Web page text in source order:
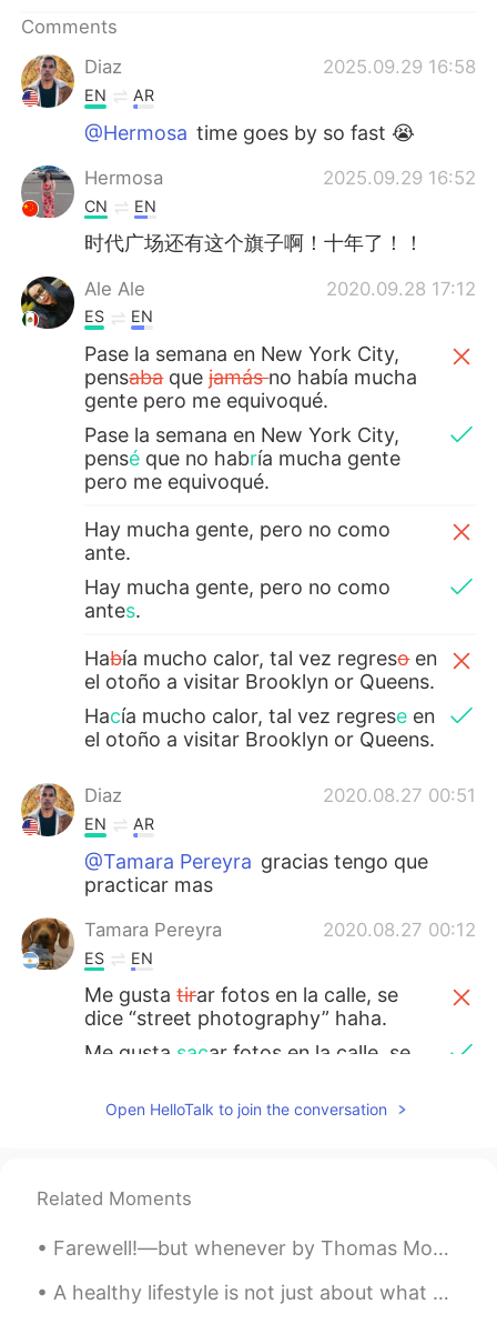
Comments
Diaz
2025.09.29 16:58
EN AR
@Hermosa time goes by so fast 😭
Hermosa 2025.09.29 16:52
CN EN
时代广场还有这个旗子啊！十年了！！
Ale Ale 2020.09.28 17:12
ES EN
Pase la semana en New York City,
pensabaquejamásno había mucha
gente pero me equivoqué.
Pase la semana en New York City,
pensé que no habría mucha gente
pero me equivoqué.
Hay mucha gente, pero no como
ante.
Hay mucha gente, pero no como
antes.
Había mucho calor, tal vez regresoen
el otoño a visitar Brooklyn or Queens.
Hacía mucho calor, tal vez regrese en
el otoño a visitar Brooklyn or Queens.
Diaz 2020.08.27 00:51
EN AR
@Tamara Pereyra gracias tengo que
practicar mas
Tamara Pereyra 2020.08.27 00:12
ES EN
Me gustatirar fotos en la calle, se
dice “street photography” haha.
Me gusta sacar fotos en la calle, se
Por a hora con el coronavirus estoy
viajandopo
Pase la semana en New York City,
gente pero me equivoqué.
Open HelloTalk to join the conversation
Related Moments
Farewell!—but whenever by Thomas Moore. FAREWELL!—but whenever you welcome the hour That awakens...
A healthy lifestyle is not just about what you eat. It is also what you consume emotionally, ment...